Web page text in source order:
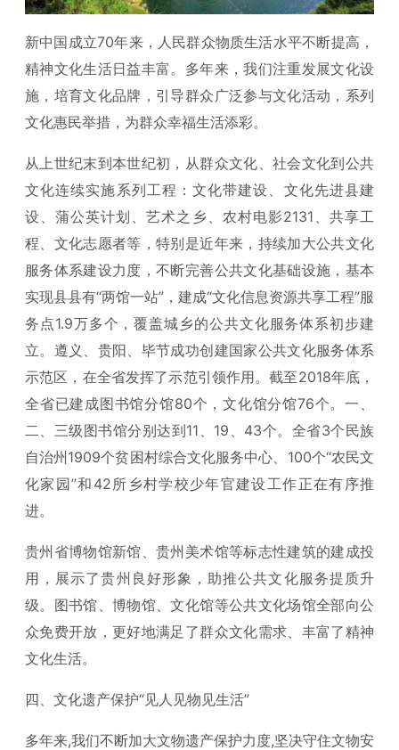
新中国成立70年来，人民群众物质生活水平不断提高，
精神文化生活日益丰富。多年来，我们注重发展文化设
施，培育文化品牌，引导群众广泛参与文化活动，系列
文化惠民举措，为群众幸福生活添彩。
从上世纪末到本世纪初，从群众文化、社会文化到公共
文化连续实施系列工程：文化带建设、文化先进县建
设、蒲公英计划、艺术之乡、农村电影2131、共享工
程、文化志愿者等，特别是近年来，持续加大公共文化
服务体系建设力度，不断完善公共文化基础设施，基本
实现县县有“两馆一站”，建成“文化信息资源共享工程”服
务点1.9万多个，覆盖城乡的公共文化服务体系初步建
立。遵义、贵阳、毕节成功创建国家公共文化服务体系
示范区，在全省发挥了示范引领作用。截至2018年底，
全省已建成图书馆分馆80个，文化馆分馆76个。一、
二、三级图书馆分别达到11、19、43个。全省3个民族
自治州1909个贫困村综合文化服务中心、100个“农民文
化家园”和42所乡村学校少年官建设工作正在有序推
进。
贵州省博物馆新馆、贵州美术馆等标志性建筑的建成投
用，展示了贵州良好形象，助推公共文化服务提质升
级。图书馆、博物馆、文化馆等公共文化场馆全部向公
众免费开放，更好地满足了群众文化需求、丰富了精神
文化生活。
四、文化遗产保护“见人见物见生活”
多年来,我们不断加大文物遗产保护力度,坚决守住文物安